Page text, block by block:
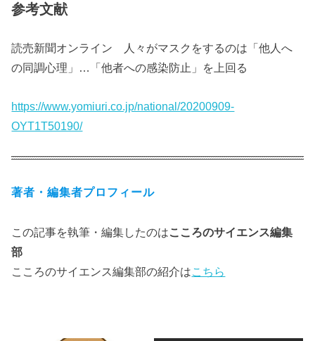
参考文献
読売新聞オンライン 人々がマスクをするのは「他人へ
の同調心理」…「他者への感染防止」を上回る
https://www.yomiuri.co.jp/national/20200909-
OYT1T50190/
著者・編集者プロフィール
この記事を執筆・編集したのはこころのサイエンス編集
部
こころのサイエンス編集部の紹介はこちら